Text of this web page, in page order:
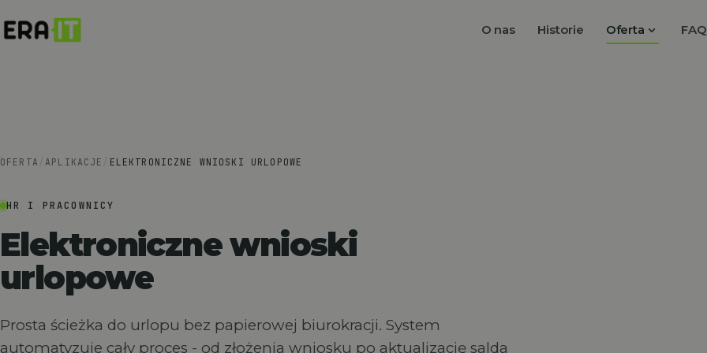
O nas Historie Oferta expand_more FAQ
OFERTA / APLIKACJE / ELEKTRONICZNE WNIOSKI URLOPOWE
HR I PRACOWNICY
Elektroniczne wnioski
urlopowe
Prosta ścieżka do urlopu bez papierowej biurokracji. System
automatyzuje cały proces - od złożenia wniosku po aktualizację salda